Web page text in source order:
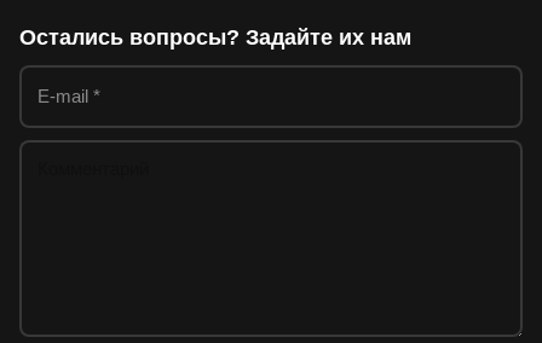
Остались вопросы? Задайте их нам